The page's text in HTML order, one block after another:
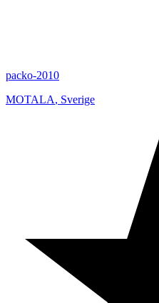
packo-2010
MOTALA, Sverige